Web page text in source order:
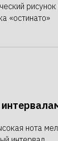
«остинато»
нота